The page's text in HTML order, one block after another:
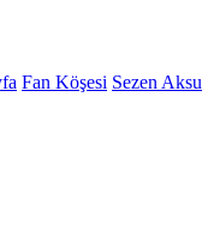
Fan Köşesi Sezen Aksu